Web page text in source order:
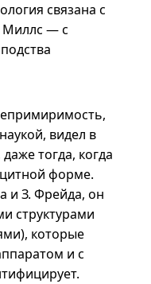
связана с
Миллс — с
видел в
тогда, когда
форме.
и З. Фрейда, он
структурами
которые
и с